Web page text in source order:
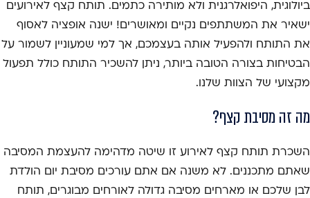
ביולוגית, היפואלרגנית ולא מותירה כתמים. תותח קצף לאירועים
ישאיר את המשתתפים נקיים ומאושרים! ישנה אופציה לאסוף
את התותח ולהפעיל אותה בעצמכם, אך למי שמעוניין לשמור על
הבטיחות בצורה הטובה ביותר, ניתן להשכיר התותח כולל תפעול
מקצועי של הצוות שלנו.
מה זה מסיבת קצף?
השכרת תותח קצף לאירוע זו שיטה מדהימה להעצמת המסיבה
שאתם מתכננים. לא משנה אם אתם עורכים מסיבת יום הולדת
לבן שלכם או מארחים מסיבה גדולה לאורחים מבוגרים, תותח